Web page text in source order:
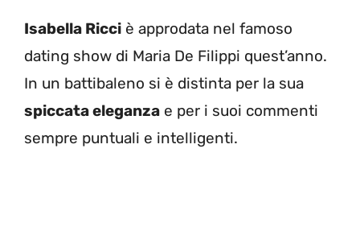
Isabella Ricci è approdata nel famoso
dating show di Maria De Filippi quest’anno.
In un battibaleno si è distinta per la sua
spiccata eleganza e per i suoi commenti
sempre puntuali e intelligenti.